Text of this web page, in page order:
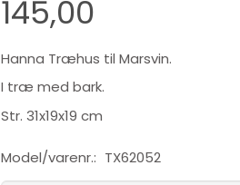
145,00
Hanna Træhus til Marsvin.
I træ med bark.
Str. 31x19x19 cm
Model/varenr.: TX62052